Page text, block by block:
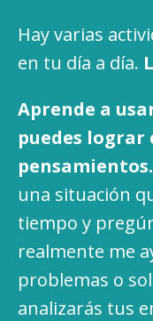
Hay varias
en tu día a día.
Aprende a
puedes lograr
pensamientos.
una situación
tiempo y
realmente me
problemas o
analizarás tus